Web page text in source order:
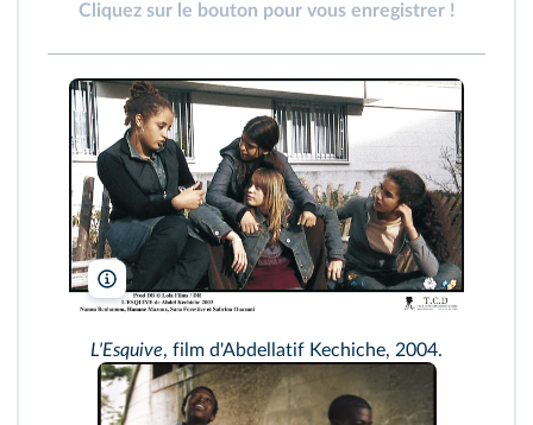
Cliquez sur le bouton pour vous enregistrer !
Lola Films/DR/TCD
L'Esquive, film d'Abdellatif Kechiche, 2004.